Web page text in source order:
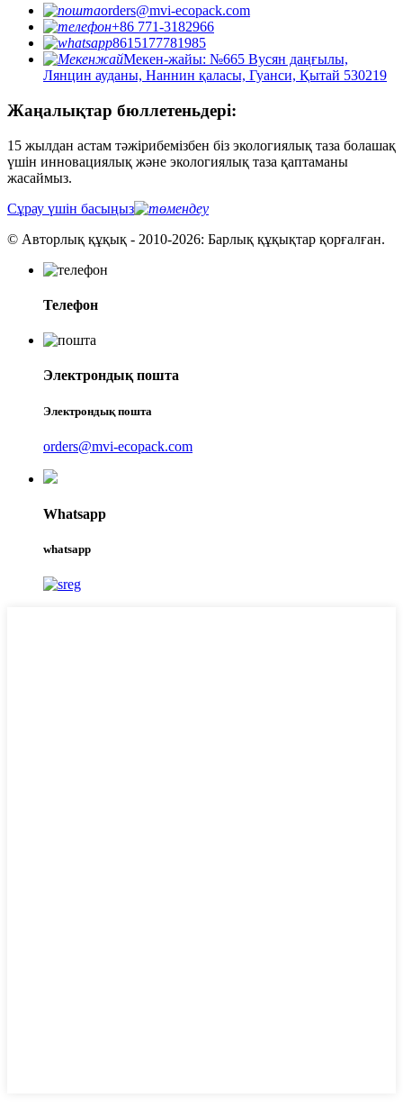
orders@mvi-ecopack.com
+86 771-3182966
8615177781985
Мекен-жайы: №665 Вусян даңғылы,
Лянцин ауданы, Наннин қаласы, Гуанси, Қытай 530219
Жаңалықтар бюллетеньдері:
15 жылдан астам тәжірибемізбен біз экологиялық таза болашақ
үшін инновациялық және экологиялық таза қаптаманы
жасаймыз.
Сұрау үшін басыңыз
© Авторлық құқық - 2010-2026: Барлық құқықтар қорғалған.
Телефон
Электрондық пошта
Электрондық пошта
orders@mvi-ecopack.com
Whatsapp
whatsapp